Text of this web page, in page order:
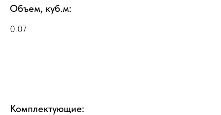
Объем, куб.м:
0.07
Комплектующие: